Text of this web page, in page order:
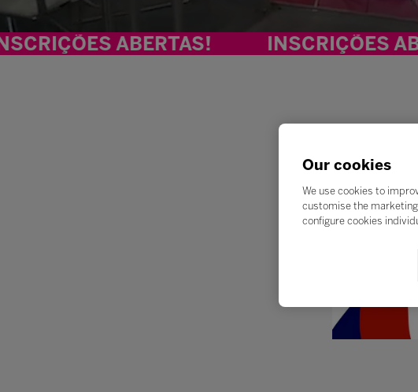
ABERTAS! INSCRIÇÕES ABERTAS!
Our cookies
We use cookies to
customise the marketing
configure cookies